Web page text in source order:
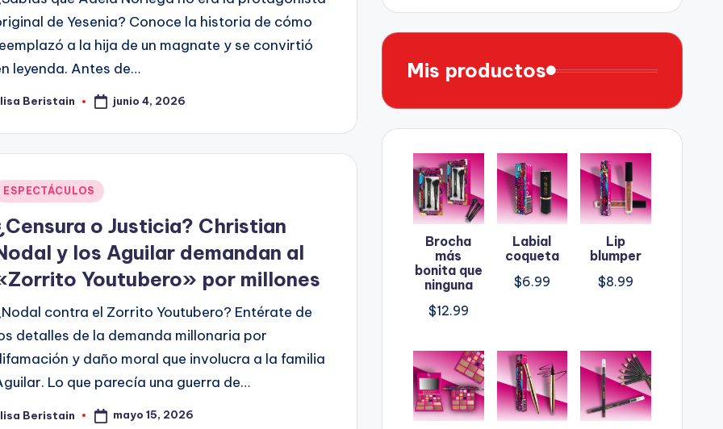
de Yesenia? Conoce la historia de cómo
a la hija de un magnate y se convirtió
leyenda. Antes de…
Beristain junio 4, 2026
ESPECTÁCULOS
o Justicia? Christian
y los Aguilar demandan al
Youtubero» por millones
contra el Zorrito Youtubero? Entérate de
detalles de la demanda millonaria por
y daño moral que involucra a la familia
Lo que parecía una guerra de…
Beristain mayo 15, 2026
Mis productos
Brocha
más
bonita que
ninguna
$12.99
Labial
coqueta
$6.99
Lip
blumper
$8.99